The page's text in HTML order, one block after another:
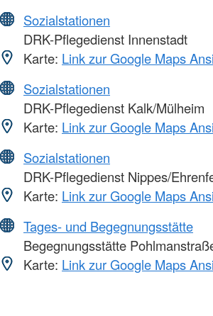
Sozialstationen
DRK-Pflegedienst Innenstadt
Karte: Link zur Google Maps
Sozialstationen
DRK-Pflegedienst Kalk/Mülheim
Karte: Link zur Google Maps
Sozialstationen
DRK-Pflegedienst Nippes/
Karte: Link zur Google Maps
Tages- und Begegnungsstätte
Begegnungsstätte
Karte: Link zur Google Maps